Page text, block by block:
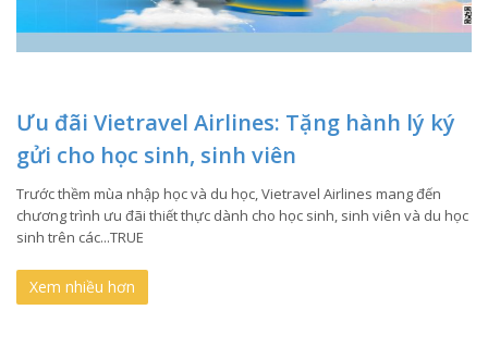
Ưu đãi Vietravel Airlines: Tặng hành lý ký
gửi cho học sinh, sinh viên
Trước thềm mùa nhập học và du học, Vietravel Airlines mang đến
chương trình ưu đãi thiết thực dành cho học sinh, sinh viên và du học
sinh trên các...TRUE
Xem nhiều hơn